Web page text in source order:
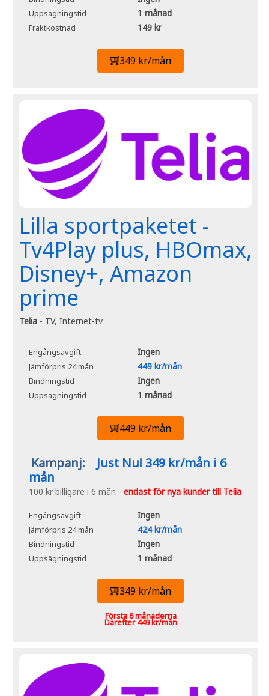
Uppsägningstid 1 månad
Fraktkostnad 149 kr
349 kr/mån
Lilla sportpaketet -
Tv4Play plus, HBOmax,
Disney+, Amazon
prime
Telia - TV, Internet-tv
Engångsavgift Ingen
Jämförpris 24 mån 449 kr/mån
Bindningstid Ingen
Uppsägningstid 1 månad
449 kr/mån
Kampanj:
Just Nu! 349 kr/mån i 6
mån
100 kr billigare i 6 mån - endast för nya kunder till Telia
Engångsavgift Ingen
Jämförpris 24 mån 424 kr/mån
Bindningstid Ingen
Uppsägningstid 1 månad
349 kr/mån
Första 6 månaderna
Därefter 449 kr/mån